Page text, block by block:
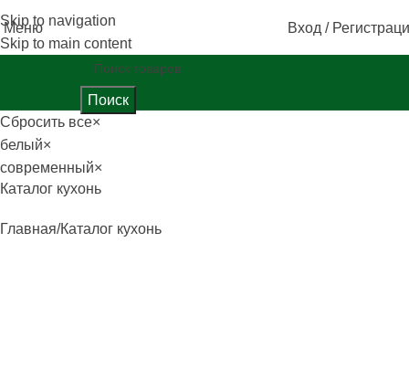
Skip to navigation
Skip to main content
Меню Вход /
Поиск
Сбросить все×
белый×
современный×
Каталог кухонь
Главная Каталог кухонь